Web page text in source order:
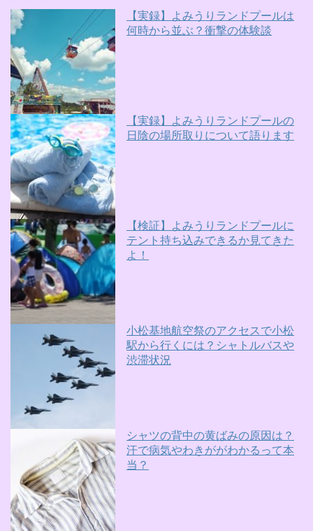
【実録】よみうりランドプールは
何時から並ぶ？衝撃の体験談
【実録】よみうりランドプールの
日陰の場所取りについて語ります
【検証】よみうりランドプールに
テント持ち込みできるか見てきた
よ！
小松基地航空祭のアクセスで小松
駅から行くには？シャトルバスや
渋滞状況
シャツの背中の黄ばみの原因は？
汗で病気やわきががわかるって本
当？